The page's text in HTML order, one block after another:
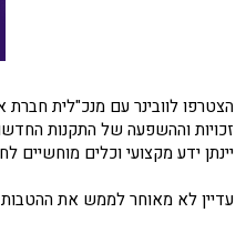
הצטרפו לוובינר עם מנכ"לית
זכויות וההשפעה של התקנות
יינתן ידע מקצועי וכלים מוחשיים
עדיין לא מאוחר לממש את